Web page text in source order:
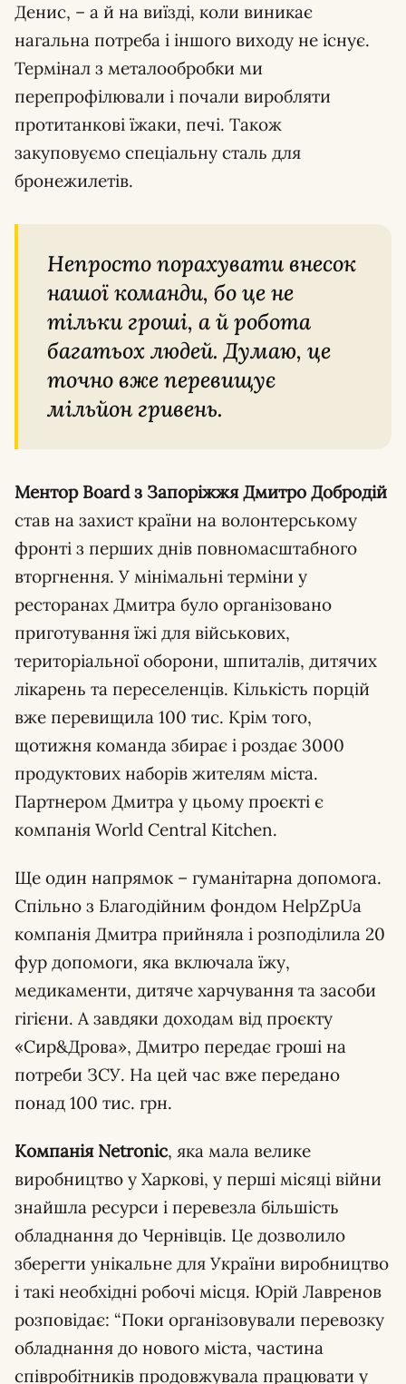
Денис, – а й на виїзді, коли виникає
нагальна потреба і іншого виходу не існує.
Термінал з металообробки ми
перепрофілювали і почали виробляти
протитанкові їжаки, печі. Також
закуповуємо спеціальну сталь для
бронежилетів.
Непросто порахувати внесок
нашої команди, бо це не
тільки гроші, а й робота
багатьох людей. Думаю, це
точно вже перевищує
мільйон гривень.
Ментор Board з Запоріжжя Дмитро Добродій
став на захист країни на волонтерському
фронті з перших днів повномасштабного
вторгнення. У мінімальні терміни у
ресторанах Дмитра було організовано
приготування їжі для військових,
територіальної оборони, шпиталів, дитячих
лікарень та переселенців. Кількість порцій
вже перевищила 100 тис. Крім того,
щотижня команда збирає і роздає 3000
продуктових наборів жителям міста.
Партнером Дмитра у цьому проєкті є
компанія World Central Kitchen.
Ще один напрямок – гуманітарна допомога.
Спільно з Благодійним фондом HelpZpUa
компанія Дмитра прийняла і розподілила 20
фур допомоги, яка включала їжу,
медикаменти, дитяче харчування та засоби
гігієни. А завдяки доходам від проєкту
«Сир&Дрова», Дмитро передає гроші на
потреби ЗСУ. На цей час вже передано
понад 100 тис. грн.
Компанія Netronic, яка мала велике
виробництво у Харкові, у перші місяці війни
знайшла ресурси і перевезла більшість
обладнання до Чернівців. Це дозволило
зберегти унікальне для України виробництво
і такі необхідні робочі місця. Юрій Лавренов
розповідає: “Поки організовували перевозку
обладнання до нового міста, частина
співробітників продовжувала працювати у